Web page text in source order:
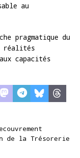
au
pragmatique du
réalités
capacités
de la Trésorerie